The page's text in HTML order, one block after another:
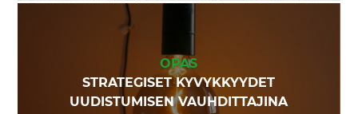
OPAS
STRATEGISET KYVYKKYYDET
UUDISTUMISEN VAUHDITTAJINA